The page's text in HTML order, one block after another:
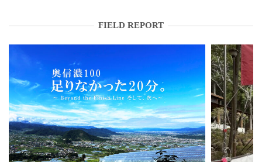
FIELD REPORT